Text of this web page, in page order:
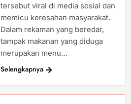
tersebut viral di media sosial dan
memicu keresahan masyarakat.
Dalam rekaman yang beredar,
tampak makanan yang diduga
merupakan menu…
Selengkapnya